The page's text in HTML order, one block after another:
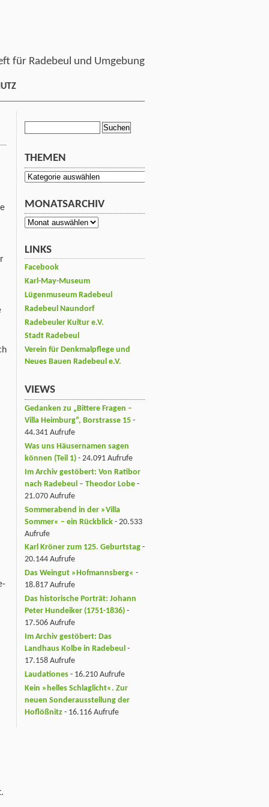
für Radebeul und Umgebung
THEMEN
Themen
MONATSARCHIV
Monatsarchiv
LINKS
Facebook
Karl-May-Museum
Lügenmuseum Radebeul
Radebeul Naundorf
Radebeuler Kultur e.V.
Stadt Radebeul
Verein für Denkmalpflege und
Neues Bauen Radebeul e.V.
VIEWS
Gedanken zu „Bittere Fragen –
Villa Heimburg“, Borstrasse 15 -
44.341 Aufrufe
Was uns Häusernamen sagen
können (Teil 1) - 24.091 Aufrufe
Im Archiv gestöbert: Von Ratibor
nach Radebeul – Theodor Lobe -
21.070 Aufrufe
Sommerabend in der »Villa
Sommer« – ein Rückblick - 20.533
Aufrufe
Karl Kröner zum 125. Geburtstag -
20.144 Aufrufe
Das Weingut »Hofmannsberg« -
18.817 Aufrufe
Das historische Porträt: Johann
Peter Hundeiker (1751-1836) -
17.506 Aufrufe
Im Archiv gestöbert: Das
Landhaus Kolbe in Radebeul -
17.158 Aufrufe
Laudationes - 16.210 Aufrufe
Kein »helles Schlaglicht«. Zur
neuen Sonderausstellung der
Hoflößnitz - 16.116 Aufrufe